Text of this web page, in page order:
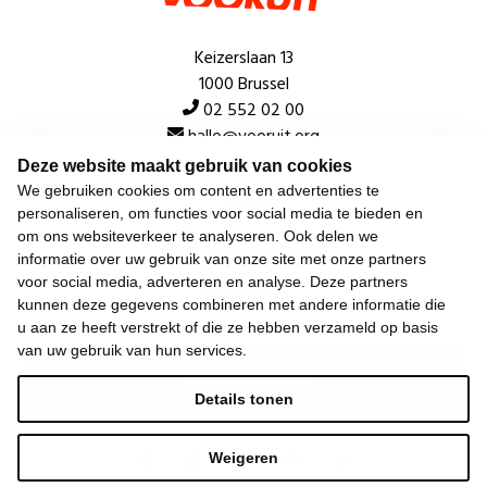
Deze website maakt gebruik van cookies
We gebruiken cookies om content en advertenties te
personaliseren, om functies voor social media te bieden en
om ons websiteverkeer te analyseren. Ook delen we
informatie over uw gebruik van onze site met onze partners
voor social media, adverteren en analyse. Deze partners
kunnen deze gegevens combineren met andere informatie die
u aan ze heeft verstrekt of die ze hebben verzameld op basis
van uw gebruik van hun services.
Weigeren
Details tonen
Keizerslaan 13
1000 Brussel
02 552 02 00
hallo@vooruit.org
Snel
Over de beweging
Algemeen
Laatste nieuws